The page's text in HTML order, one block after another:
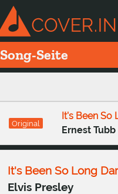
Song-Seite
Original
It's Been So
Ernest Tubb
It's Been So Long
Elvis Presley